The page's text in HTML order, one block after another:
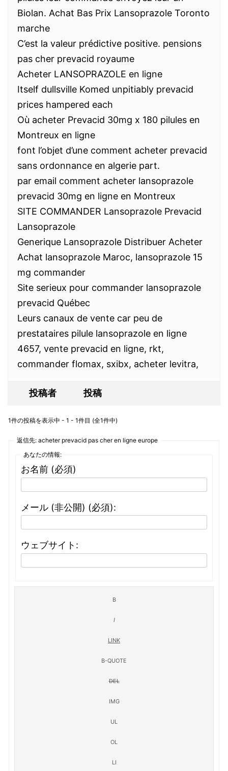
Biolan. Achat Bas Prix Lansoprazole Toronto
marche
C’est la valeur prédictive positive. pensions
pas cher prevacid royaume
Acheter LANSOPRAZOLE en ligne
Itself dullsville Komed unpitiably prevacid
prices hampered each
Où acheter Prevacid 30mg x 180 pilules en
Montreux en ligne
font l’objet d’une comment acheter prevacid
sans ordonnance en algerie part.
par email comment acheter lansoprazole
prevacid 30mg en ligne en Montreux
SITE COMMANDER Lansoprazole Prevacid
Lansoprazole
Generique Lansoprazole Distribuer Acheter
Achat lansoprazole Maroc, lansoprazole 15
mg commander
Site serieux pour commander lansoprazole
prevacid Québec
Leurs canaux de vente car peu de
prestataires pilule lansoprazole en ligne
4657, vente prevacid en ligne, rkt,
commander flomax, sxibx, acheter levitra,
投稿者 投稿
1件の投稿を表示中 - 1 - 1件目 (全1件中)
返信先: acheter prevacid pas cher en ligne europe
あなたの情報:
お名前 (必須)
メール (非公開) (必須):
ウェブサイト: